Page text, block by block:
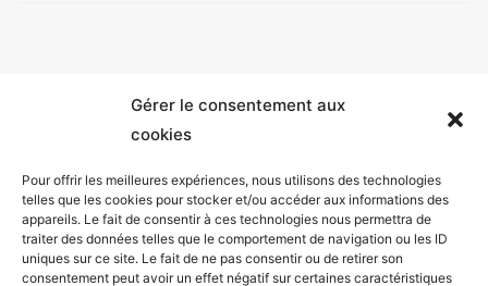
Gérer le consentement aux
cookies
Pour offrir les meilleures expériences, nous utilisons des technologies
telles que les cookies pour stocker et/ou accéder aux informations des
appareils. Le fait de consentir à ces technologies nous permettra de
traiter des données telles que le comportement de navigation ou les ID
uniques sur ce site. Le fait de ne pas consentir ou de retirer son
consentement peut avoir un effet négatif sur certaines caractéristiques
Mentions légales
Politique de confidentialité